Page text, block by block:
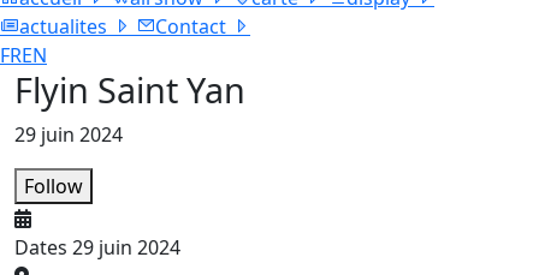
actualites
Contact
FREN
Flyin Saint Yan
29 juin 2024
Follow
Dates 29 juin 2024